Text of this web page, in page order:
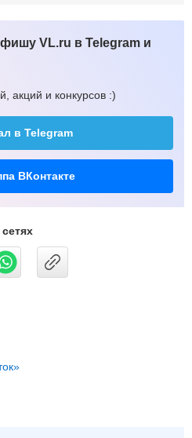
VL.ru в Telegram и
акций и конкурсов :)
в Telegram
ВКонтакте